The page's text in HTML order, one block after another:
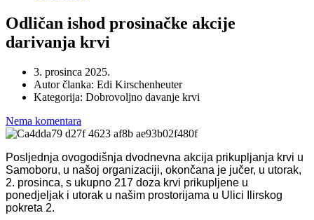
Odličan ishod prosinačke akcije
darivanja krvi
3. prosinca 2025.
Autor članka: Edi Kirschenheuter
Kategorija: Dobrovoljno davanje krvi
Nema komentara
Posljednja ovogodišnja dvodnevna akcija prikupljanja krvi u
Samoboru, u našoj organizaciji, okončana je jučer, u utorak,
2. prosinca, s ukupno 217 doza krvi prikupljene u
ponedjeljak i utorak u našim prostorijama u Ulici Ilirskog
pokreta 2.